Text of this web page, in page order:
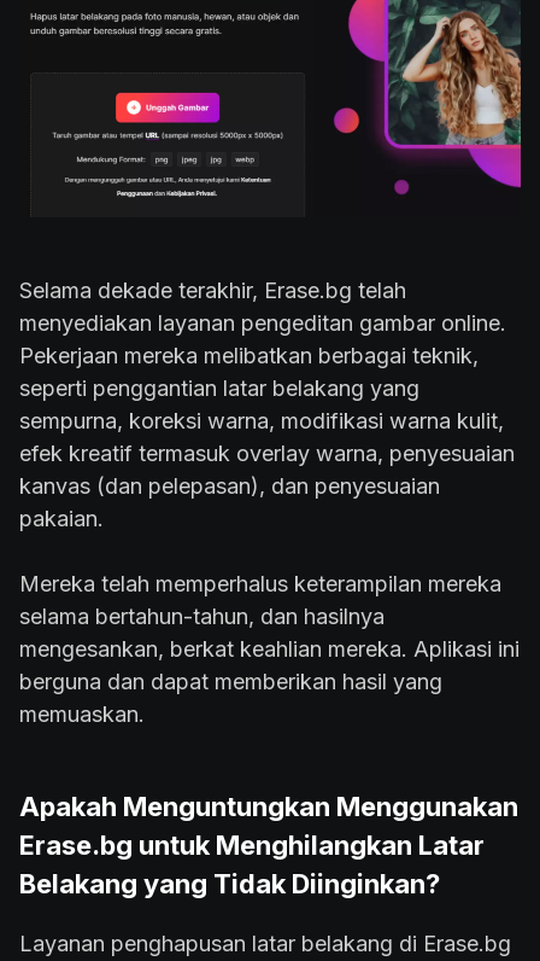
Selama dekade terakhir, Erase.bg telah
menyediakan layanan pengeditan gambar online.
Pekerjaan mereka melibatkan berbagai teknik,
seperti penggantian latar belakang yang
sempurna, koreksi warna, modifikasi warna kulit,
efek kreatif termasuk overlay warna, penyesuaian
kanvas (dan pelepasan), dan penyesuaian
pakaian.
Mereka telah memperhalus keterampilan mereka
selama bertahun-tahun, dan hasilnya
mengesankan, berkat keahlian mereka. Aplikasi ini
berguna dan dapat memberikan hasil yang
memuaskan.
Apakah Menguntungkan Menggunakan
Erase.bg untuk Menghilangkan Latar
Belakang yang Tidak Diinginkan?
Layanan penghapusan latar belakang di Erase.bg